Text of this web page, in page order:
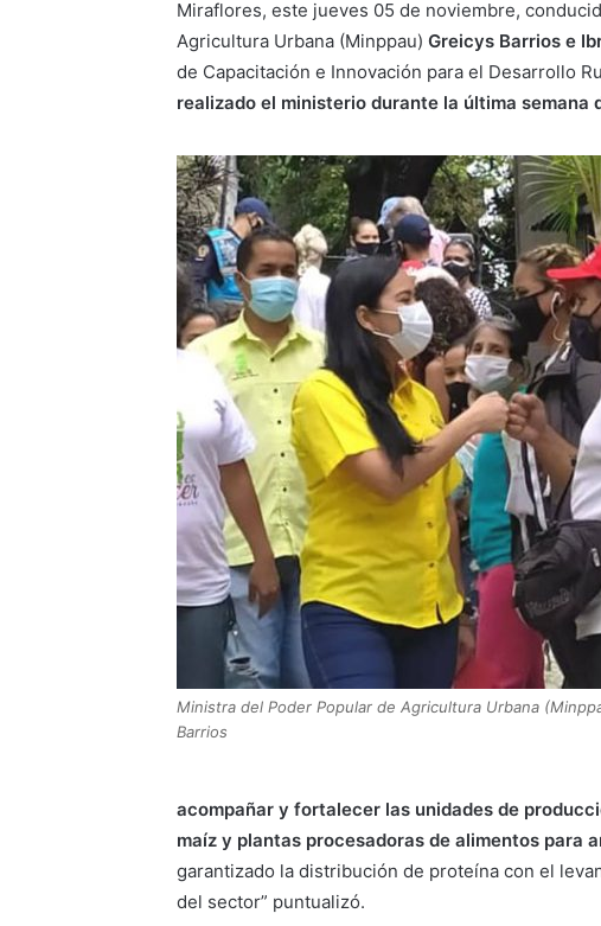
Miraflores, este jueves 05 de noviembre,
Agricultura Urbana (Minppau)Greicys Barrios e
de Capacitación e Innovación para el Desarrollo
realizado el ministerio durante la última semana
Ministra del Poder Popular de Agricultura Urbana
Barrios
acompañar y fortalecer las unidades de
maíz y plantas procesadoras de alimentos para
garantizado la distribución de proteína con el
del sector” puntualizó.